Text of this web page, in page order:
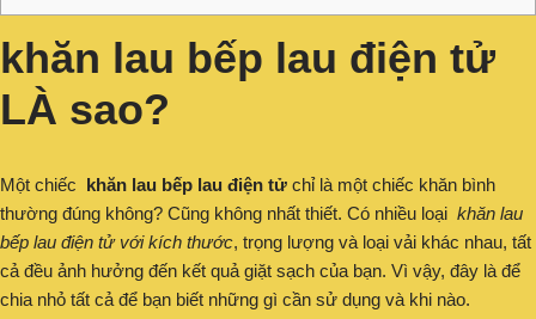
khăn lau bếp lau điện tử
LÀ sao?
Một chiếc khăn lau bếp lau điện tử chỉ là một chiếc khăn bình
thường đúng không? Cũng không nhất thiết. Có nhiều loại khăn lau
bếp lau điện tử với kích thước, trọng lượng và loại vải khác nhau, tất
cả đều ảnh hưởng đến kết quả giặt sạch của bạn. Vì vậy, đây là để
chia nhỏ tất cả để bạn biết những gì cần sử dụng và khi nào.